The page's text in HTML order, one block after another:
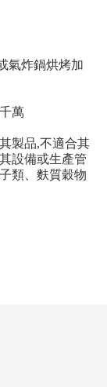
氣炸鍋烘烤加
萬
製品,不適合其
設備或生產管
類、麩質穀物